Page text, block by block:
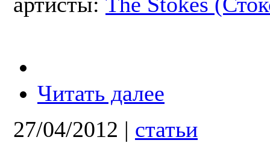
Читать далее
27/04/2012 | статьи